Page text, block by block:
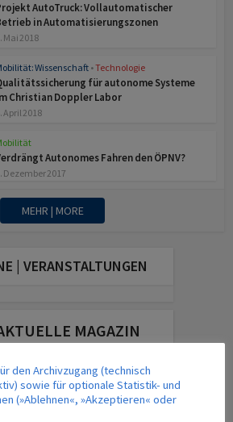
AutoTruck: Vollautomatischer
in Automatisierungszonen
Mai 2018
Wissenschaft •Technologie
für autonome Systeme
Christian Doppler Labor
April 2018
Autonomes Fahren den ÖPNV?
Dezember 2017
MEHR | MORE
| VERANSTALTUNGEN
MAGAZIN
den Archivzugang (technisch
sowie für optionale Statistik- und
(»Ablehnen«, »Akzeptieren« oder